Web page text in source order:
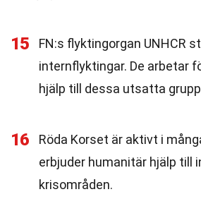
15
FN:s flyktingorgan UNHCR
internflyktingar. De arbetar
hjälp till dessa utsatta
16
Röda Korset är aktivt i
erbjuder humanitär hjälp till
krisområden.